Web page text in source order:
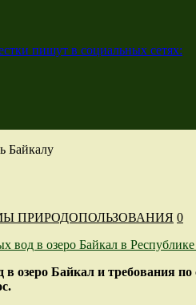
пишут в социальных сетях:
Байкалу
ПРИРОДОПОЛЬЗОВАНИЯ 0
озеро Байкал и требования